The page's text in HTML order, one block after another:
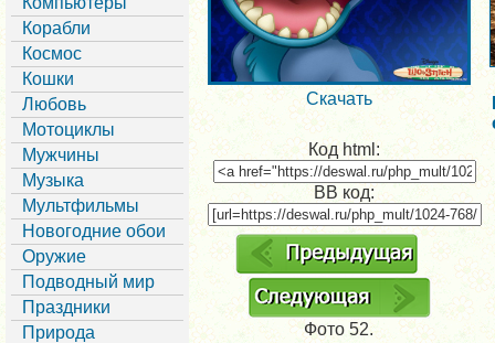
Корабли
Космос
Кошки
Любовь
Мотоциклы
Мужчины
Музыка
Мультфильмы
Новогодние обои
Оружие
Подводный мир
Праздники
Природа
Скачать
Код html:
BB код:
Фото 52.